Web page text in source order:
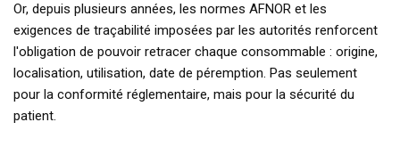
Or, depuis plusieurs années, les normes AFNOR et les
exigences de traçabilité imposées par les autorités renforcent
l'obligation de pouvoir retracer chaque consommable : origine,
localisation, utilisation, date de péremption. Pas seulement
pour la conformité réglementaire, mais pour la sécurité du
patient.